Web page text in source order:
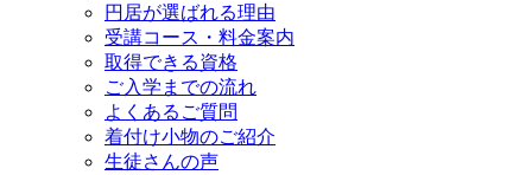
円居が選ばれる理由
受講コース・料金案内
取得できる資格
ご入学までの流れ
よくあるご質問
着付け小物のご紹介
生徒さんの声